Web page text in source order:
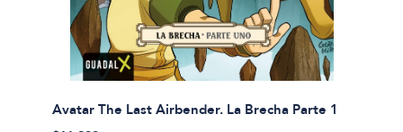
Avatar The Last Airbender. La Brecha Parte 1